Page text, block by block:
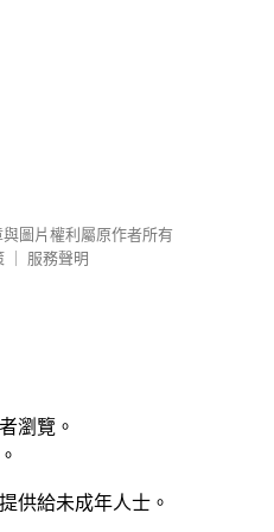
與圖片權利屬原作者所有
服務聲明
瀏覽。
供給未成年人士。